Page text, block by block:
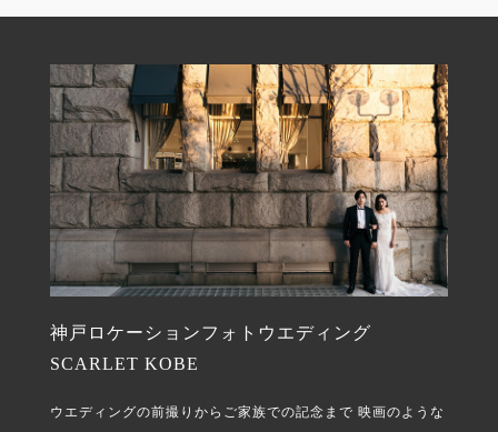
神戸ロケーションフォトウエディング
SCARLET KOBE
ウエディングの前撮りからご家族での記念まで 映画のような